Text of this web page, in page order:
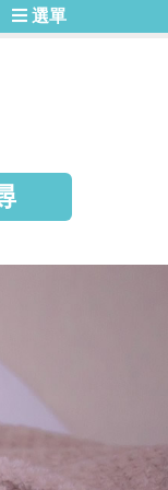
選單